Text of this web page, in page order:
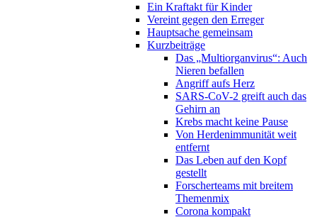
Ein Kraftakt für Kinder
Vereint gegen den Erreger
Hauptsache gemeinsam
Kurzbeiträge
Das „Multiorganvirus“: Auch
Nieren befallen
Angriff aufs Herz
SARS-CoV-2 greift auch das
Gehirn an
Krebs macht keine Pause
Von Herdenimmunität weit
entfernt
Das Leben auf den Kopf
gestellt
Forscherteams mit breitem
Themenmix
Corona kompakt